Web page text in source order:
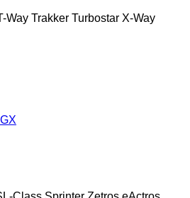
Way Trakker Turbostar X-Way